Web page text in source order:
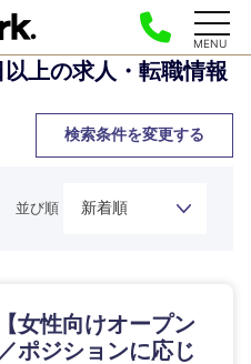
MENU
上の求人・転職情報
検索条件を変更する
並び順
女性向けオープン
ポジションに応じ